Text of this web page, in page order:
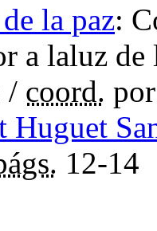
la paz:
a laluz
/ coord.
Huguet
12-14